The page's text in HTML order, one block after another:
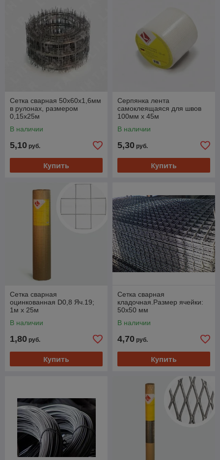
Сетка сварная 50х60х1,6мм
в рулонах, размером
0,15х25м
В наличии
5,10 руб.
Купить
Серпянка лента
самоклеящаяся для швов
100мм x 45м
В наличии
5,30 руб.
Купить
Сетка сварная
оцинкованная D0,8 Яч.19;
1м x 25м
В наличии
1,80 руб.
Купить
Сетка сварная
кладочная.Размер ячейки:
50х50 мм
В наличии
4,70 руб.
Купить